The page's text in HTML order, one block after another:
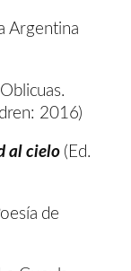
Argentina
2016)
al cielo(Ed.
de